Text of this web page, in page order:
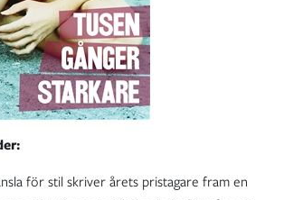
för stil skriver årets pristagare fram en